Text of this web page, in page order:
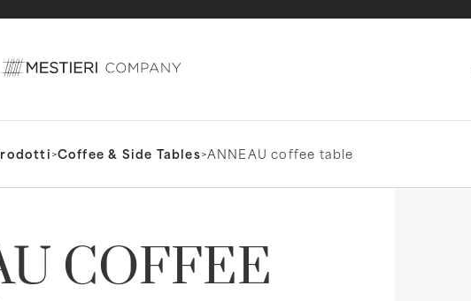
>Coffee & Side Tables>ANNEAU coffee table
COFFEE